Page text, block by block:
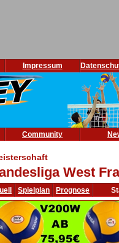
Impressum
Community
West
Spielplan Prognose